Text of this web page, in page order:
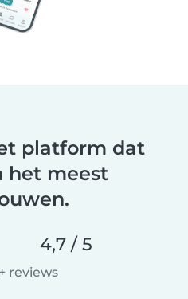
platform dat
het meest
4,7 / 5
reviews